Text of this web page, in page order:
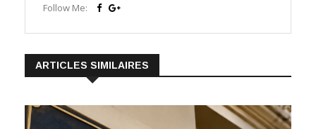
Follow Me:
ARTICLES SIMILAIRES